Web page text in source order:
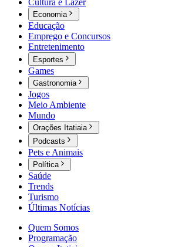
Cultura e Lazer
Economia
Educação
Emprego e Concursos
Entretenimento
Esportes
Games
Gastronomia
Jogos
Meio Ambiente
Mundo
Orações Itatiaia
Podcasts
Pets e Animais
Política
Saúde
Trends
Turismo
Últimas Notícias
Quem Somos
Programação